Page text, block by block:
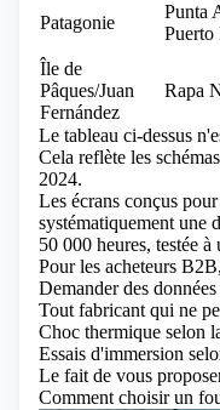
Patagonie
Punta
Puerto
Île de
Pâques/Juan
Fernández
Rapa
Le tableau ci-dessus
Cela reflète les
2024.
Les écrans conçus
systématiquement une
50 000 heures, testée
Pour les acheteurs
Demander des
Tout fabricant qui ne
Choc thermique selon
Essais d'immersion
Le fait de vous
Comment choisir un